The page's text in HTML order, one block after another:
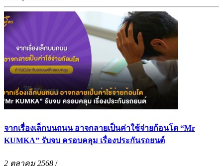
จากเรื่องเล็กบนถนน อาจกลายเป็นค่าใช้จ่ายก้อนโต “Mr
KUMKA” รับจบ ครอบคลุม เรื่องประกันรถยนต์
2 ตุลาคม 2568 /